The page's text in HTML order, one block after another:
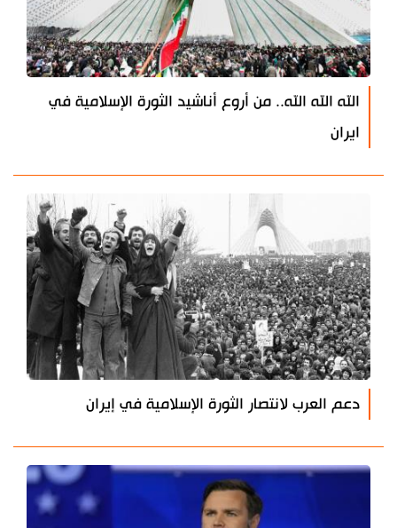
الله الله الله.. من أروع أناشيد الثورة الإسلامية في
ايران
دعم العرب لانتصار الثورة الإسلامية في إيران